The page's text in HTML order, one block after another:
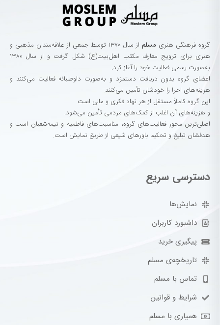
گروه‌ فرهنگی‌ هنری‌ مسلم
از سال ۱۳۷۰ توسط جمعی از علاقه‌مندان مذهبی و
هنری برای ترویج معارف مکتب اهل‌بیت(ع) شکل گرفت و از سال ۱۳۸۰
به‌صورت رسمی فعالیت خود را آغاز کرد.
اعضای گروه بدون دریافت دستمزد و به‌صورت داوطلبانه فعالیت می‌کنند و
هزینه‌های اجرا را خودشان تأمین می‌کنند.
این گروه کاملاً مستقل از هر نهاد فکری و مالی است
و هزینه‌های آن اغلب از کمک‌های مردمی تأمین می‌شود.
اصلی‌ترین محور فعالیت‌های گروه، مناسبت‌های فاطمیه و نیمه‌شعبان است و
هدفشان تبلیغ و تحکیم باورهای شیعی از طریق نمایش است.
دسترسی سریع
نمایش‌ها
داشبورد کاربران
پیگیری خرید
تاریخچه‌ی مسلم
تماس با مسلم
شرایط و قوانین
همیاری با مسلم